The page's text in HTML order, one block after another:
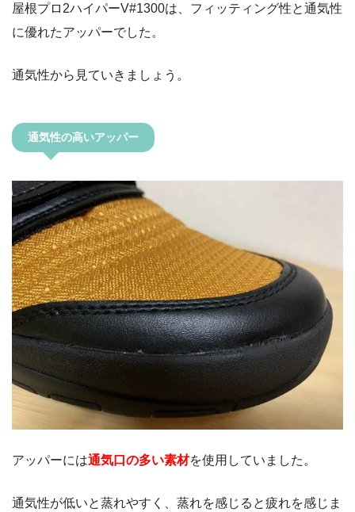
屋根プロ2ハイパーV#1300は、フィッティング性と通気性
に優れたアッパーでした。
通気性から見ていきましょう。
通気性の高いアッパー
アッパーには通気口の多い素材を使用していました。
通気性が低いと蒸れやすく、蒸れを感じると疲れを感じま